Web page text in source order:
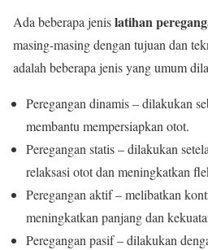
Ada beberapa jenislatihan
masing-masing dengan tujuan dan
adalah beberapa jenis yang umum
Peregangan dinamis – dilakukan
membantu mempersiapkan otot.
Peregangan statis – dilakukan
relaksasi otot dan meningkatkan
Peregangan aktif – melibatkan
meningkatkan panjang dan
Peregangan pasif – dilakukan